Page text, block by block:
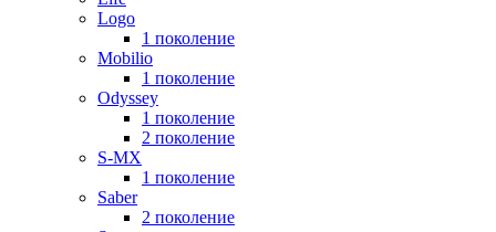
Logo
1 поколение
Mobilio
1 поколение
Odyssey
1 поколение
2 поколение
S-MX
1 поколение
Saber
2 поколение